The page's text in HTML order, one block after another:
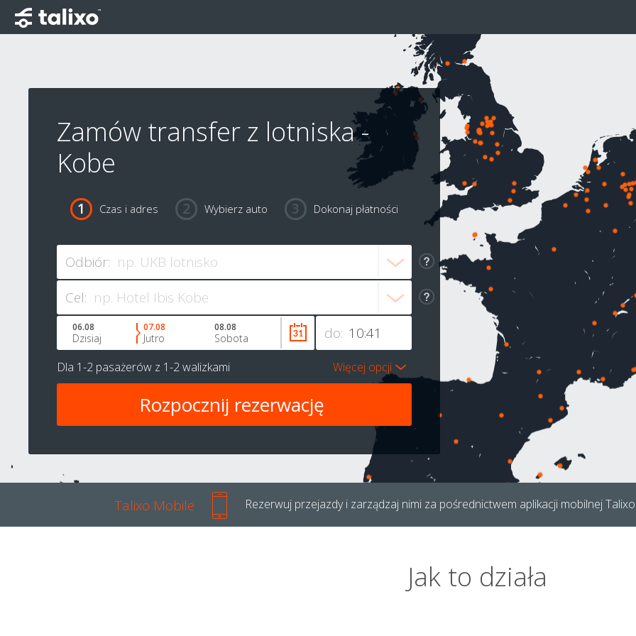
Zamów transfer z lotniska -
Kobe
Czas i adres Wybierz auto Dokonaj płatności
Odbiór:
Cel:
do:
06.08
Dzisiaj
07.08
Jutro
08.08
Sobota
Dla 1-2 pasażerów z 1-2 walizkami Więcej opcji
Talixo Mobile Rezerwuj przejazdy i zarządzaj nimi za pośrednictwem aplikacji mobilnej
Jak to działa